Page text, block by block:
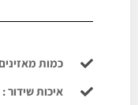
כמות
איכות שידור :